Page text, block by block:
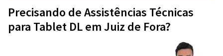
Precisando de Assistências Técnicas
para Tablet DL em Juiz de Fora?